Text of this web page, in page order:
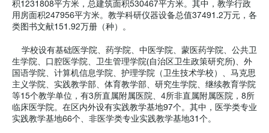
积1231808平方米，总建筑面积530467平方米。其中，教学行政
用房面积247956平方米。教学科研仪器设备总值37491.2万元，各
类图书文献151.92万册（种）。
学校设有基础医学院、药学院、中医学院、蒙医药学院、公共卫
生学院、口腔医学院、卫生管理学院(自治区卫生政策研究所)、外
国语学院、计算机信息学院、护理学院（卫生技术学校）、马克思
主义学院、实践教学部、体育教学部、研究生学院、继续教育学院
等15个教学单位，有3所直属附属医院、4所非直属附属医院，8所
临床医学院。在区内外设有实践教学基地97个。其中，医学类专业
实践教学基地66个、非医学类专业实践教学基地31个。